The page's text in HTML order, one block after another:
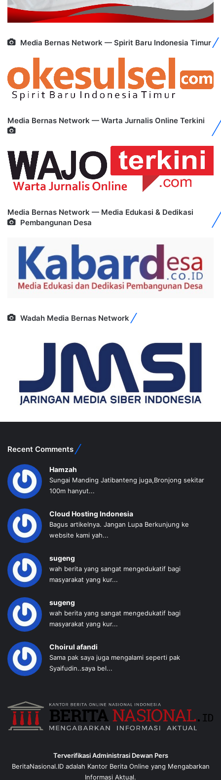
Media Bernas Network — Spirit Baru Indonesia Timur
Media Bernas Network — Warta Jurnalis Online Terkini
Media Bernas Network — Media Edukasi & Dedikasi
Pembangunan Desa
Wadah Media Bernas Network
Recent Comments
Hamzah
Sungai Manding Jatibanteng juga,Bronjong sekitar
100m hanyut...
Cloud Hosting Indonesia
Bagus artikelnya. Jangan Lupa Berkunjung ke
website kami yah...
sugeng
wah berita yang sangat mengedukatif bagi
masyarakat yang kur...
sugeng
wah berita yang sangat mengedukatif bagi
masyarakat yang kur...
Choirul afandi
Sama pak saya juga mengalami seperti pak
Syaifudin..saya bel...
Terverifikasi Administrasi Dewan Pers
BeritaNasional.ID adalah Kantor Berita Online yang Mengabarkan
Informasi Aktual.